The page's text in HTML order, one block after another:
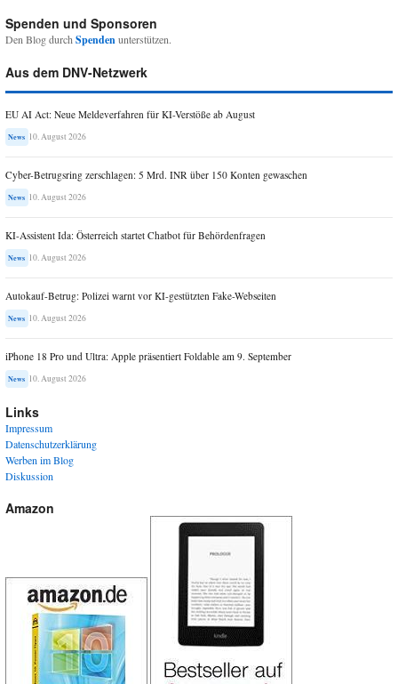
Spenden und Sponsoren
Den Blog durchSpendenunterstützen.
Aus dem DNV-Netzwerk
EU AI Act: Neue Meldeverfahren für KI-Verstöße ab August
News 10. August 2026
Cyber-Betrugsring zerschlagen: 5 Mrd. INR über 150 Konten gewaschen
News 10. August 2026
KI-Assistent Ida: Österreich startet Chatbot für Behördenfragen
News 10. August 2026
Autokauf-Betrug: Polizei warnt vor KI-gestützten Fake-Webseiten
News 10. August 2026
iPhone 18 Pro und Ultra: Apple präsentiert Foldable am 9. September
News 10. August 2026
Links
Impressum
Datenschutzerklärung
Werben im Blog
Diskussion
Amazon